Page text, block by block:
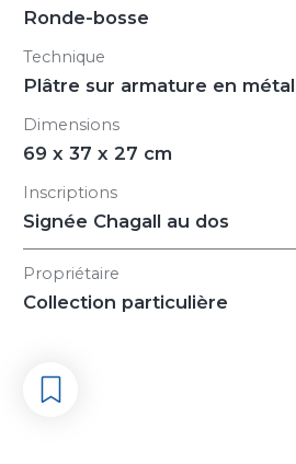
Ronde-bosse
Technique
Plâtre sur armature en métal
Dimensions
69 x 37 x 27 cm
Inscriptions
Signée Chagall au dos
Propriétaire
Collection particulière